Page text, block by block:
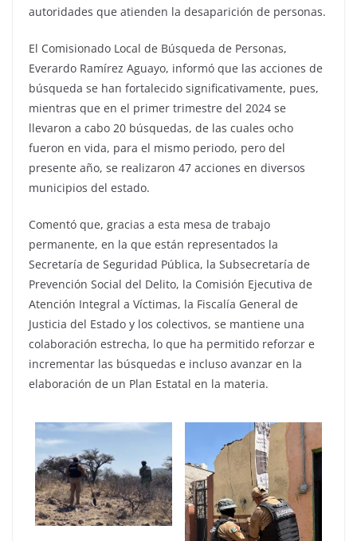
autoridades que atienden la desaparición de personas.
El Comisionado Local de Búsqueda de Personas,
Everardo Ramírez Aguayo, informó que las acciones de
búsqueda se han fortalecido significativamente, pues,
mientras que en el primer trimestre del 2024 se
llevaron a cabo 20 búsquedas, de las cuales ocho
fueron en vida, para el mismo periodo, pero del
presente año, se realizaron 47 acciones en diversos
municipios del estado.
Comentó que, gracias a esta mesa de trabajo
permanente, en la que están representados la
Secretaría de Seguridad Pública, la Subsecretaría de
Prevención Social del Delito, la Comisión Ejecutiva de
Atención Integral a Víctimas, la Fiscalía General de
Justicia del Estado y los colectivos, se mantiene una
colaboración estrecha, lo que ha permitido reforzar e
incrementar las búsquedas e incluso avanzar en la
elaboración de un Plan Estatal en la materia.